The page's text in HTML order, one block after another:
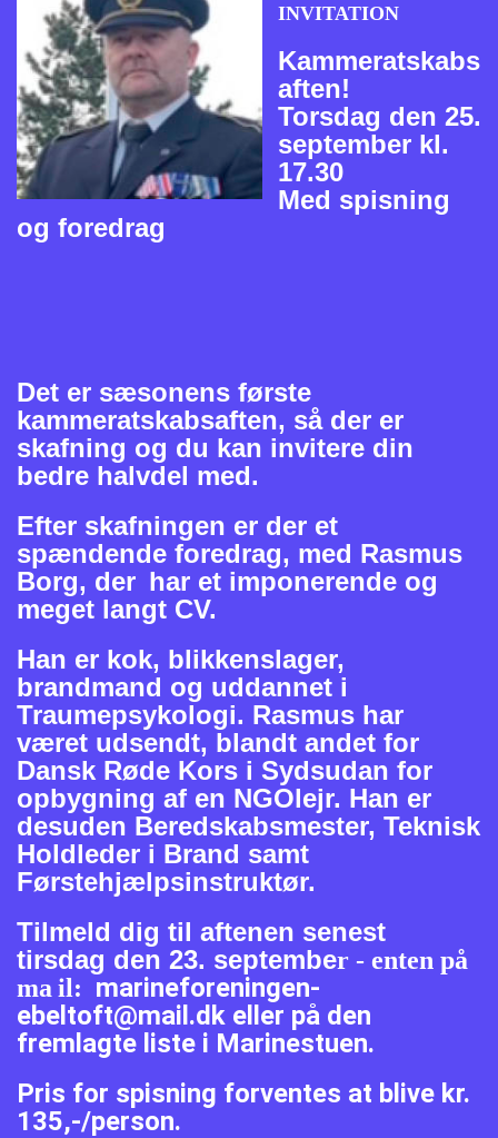
INVITATION
Kammeratskabs
aften!
Torsdag den 25.
september kl.
17.30
Med spisning
og foredrag
Det er sæsonens første
kammeratskabsaften, så der er
skafning og du kan invitere din
bedre halvdel med.
Efter skafningen er der et
spændende foredrag, med Rasmus
Borg, der har et imponerende og
meget langt CV.
Han er kok, blikkenslager,
brandmand og uddannet i
Traumepsykologi. Rasmus har
været udsendt, blandt andet for
Dansk Røde Kors i Sydsudan for
opbygning af en NGOlejr. Han er
desuden Beredskabsmester, Teknisk
Holdleder i Brand samt
Førstehjælpsinstruktør.
Tilmeld dig til aftenen senest
tirsdag den 23. september - enten på
ma il: marineforeningen-
ebeltoft@mail.dk eller på den
fremlagte liste i Marinestuen.
Pris for spisning forventes at blive kr.
135,-/person.